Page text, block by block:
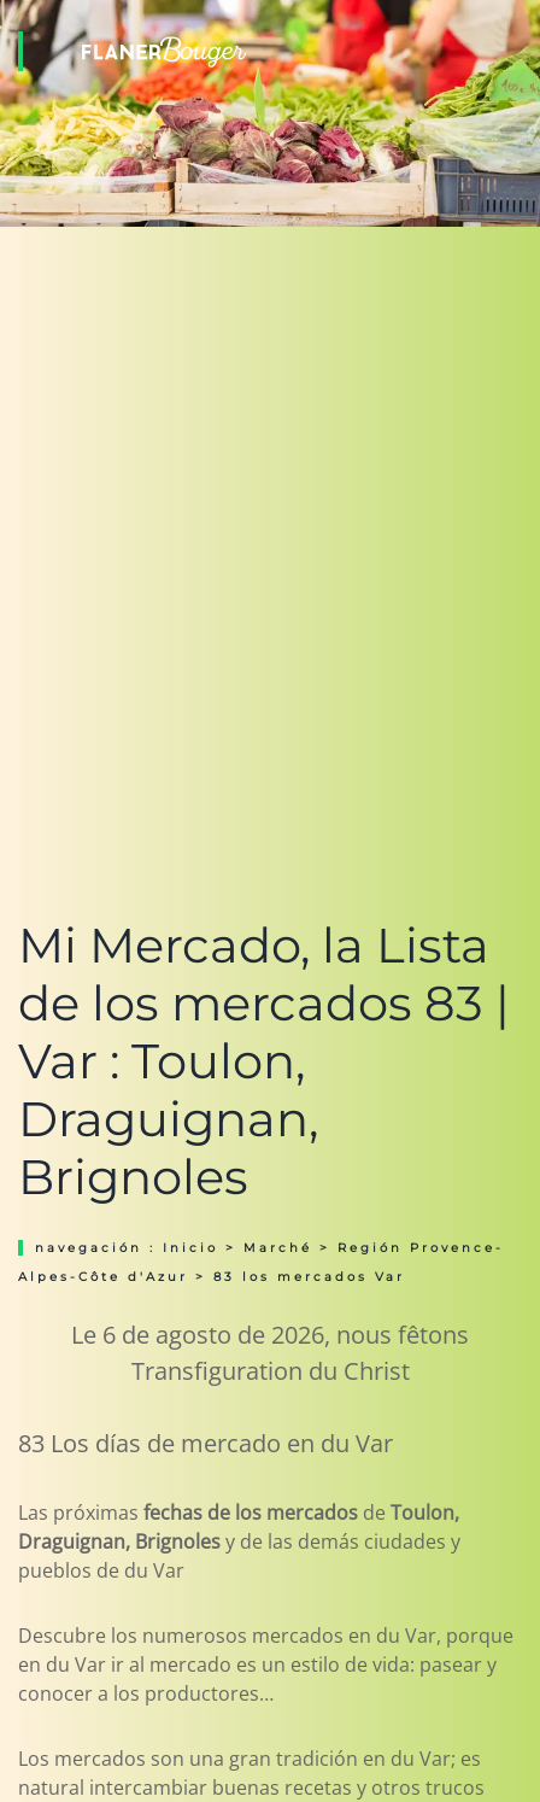
Mi Mercado, la Lista
de los mercados 83 |
Var : Toulon,
Draguignan,
Brignoles
navegación : Inicio > Marché > Región Provence-
Alpes-Côte d'Azur
> 83 los mercados Var
Le 6 de agosto de 2026, nous fêtons
Transfiguration du Christ
83 Los días de mercado en du Var
Las próximas fechas de los mercados de Toulon,
Draguignan, Brignolesy de las demás ciudades y
pueblos de du Var
Descubre los numerosos mercados en du Var, porque
en du Var ir al mercado es un estilo de vida: pasear y
conocer a los productores…
Los mercados son una gran tradición en du Var; es
natural intercambiar buenas recetas y otros trucos